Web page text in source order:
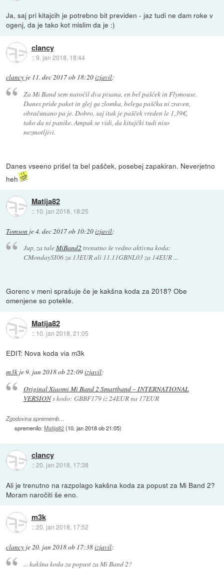
Ja, saj pri kitajcih je potrebno bit previden - jaz tudi ne dam roke v
ogenj, da je tako kot mislim da je :)
clancy
::9. jan 2018, 18:44
clancy je 11. dec 2017 ob 18:20izjavil:
Za Mi Band sem naročil dva pisana, en bel pašček in Flymouse.
Danes pride paket in glej ga zlomka, belega paščka ni zraven,
obračunano pa je. Dobro, saj itak je pašček vreden le 1,39€,
tako da ni panike. Ampak se vidi, da kitajčki tudi niso
nezmotljivi.
Danes vseeno prišel ta bel pašček, posebej zapakiran. Neverjetno
heh
Matija82
:: 10. jan 2018, 18:25
Tomson je4. dec 2017 ob 10:20izjavil:
Jup, za taleMiBand2trenutno še vedno aktivna koda:
CMondaySI06 za 13EUR ali 11.11GBNL03 za 14EUR ...
Gorenc v meni sprašuje če je kakšna koda za 2018? Obe
omenjene so potekle.
Matija82
:: 10. jan 2018, 21:05
EDIT: Nova koda via m3k
m3k je9. jan 2018 ob 22:09izjavil:
Original Xiaomi Mi Band 2 Smartband – INTERNATIONAL
VERSIONs kodo: GBBF179 iz 24EUR na 17EUR
Zgodovina sprememb…
spremenilo:Matija82(10. jan 2018 ob 21:05)
clancy
::20. jan 2018, 17:38
Ali je trenutno na razpolago kakšna koda za popust za Mi Band 2?
Moram naročiti še eno.
m3k
::20. jan 2018, 17:52
clancy je20. jan 2018 ob 17:38izjavil:
... kakšna koda za popust za Mi Band 2?